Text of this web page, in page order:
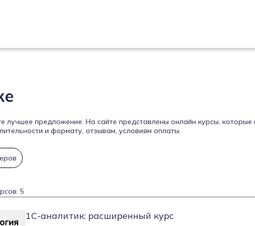
лучшее предложение. На сайте представлены онлайн курсы, которые
и формату, отзывам, условиям оплаты.
5
1С-аналитик: расширенный курс